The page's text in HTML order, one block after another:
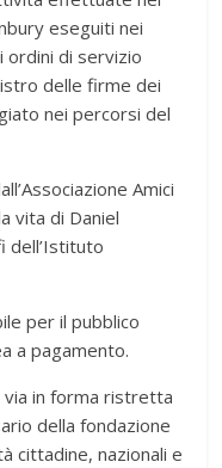
eseguiti nei
ordini di servizio
delle firme dei
nei percorsi del
Amici
vita di Daniel
dell’Istituto
per il pubblico
a pagamento.
via in forma ristretta
della fondazione
cittadine, nazionali e